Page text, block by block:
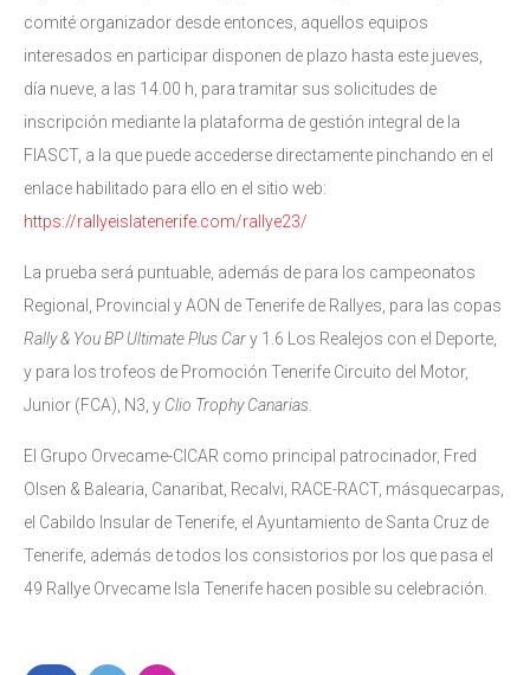
comité organizador desde entonces, aquellos equipos
interesados en participar disponen de plazo hasta este jueves,
día nueve, a las 14.00 h, para tramitar sus solicitudes de
inscripción mediante la plataforma de gestión integral de la
FIASCT, a la que puede accederse directamente pinchando en el
enlace habilitado para ello en el sitio web:
https://rallyeislatenerife.com/rallye23/
La prueba será puntuable, además de para los campeonatos
Regional, Provincial y AON de Tenerife de Rallyes, para las copas
Rally & You BP Ultimate Plus Cary 1.6 Los Realejos con el Deporte,
y para los trofeos de Promoción Tenerife Circuito del Motor,
Junior (FCA), N3, y Clio Trophy Canarias.
El Grupo Orvecame-CICAR como principal patrocinador, Fred
Olsen & Balearia, Canaribat, Recalvi, RACE-RACT, másquecarpas,
el Cabildo Insular de Tenerife, el Ayuntamiento de Santa Cruz de
Tenerife, además de todos los consistorios por los que pasa el
49 Rallye Orvecame Isla Tenerife hacen posible su celebración.